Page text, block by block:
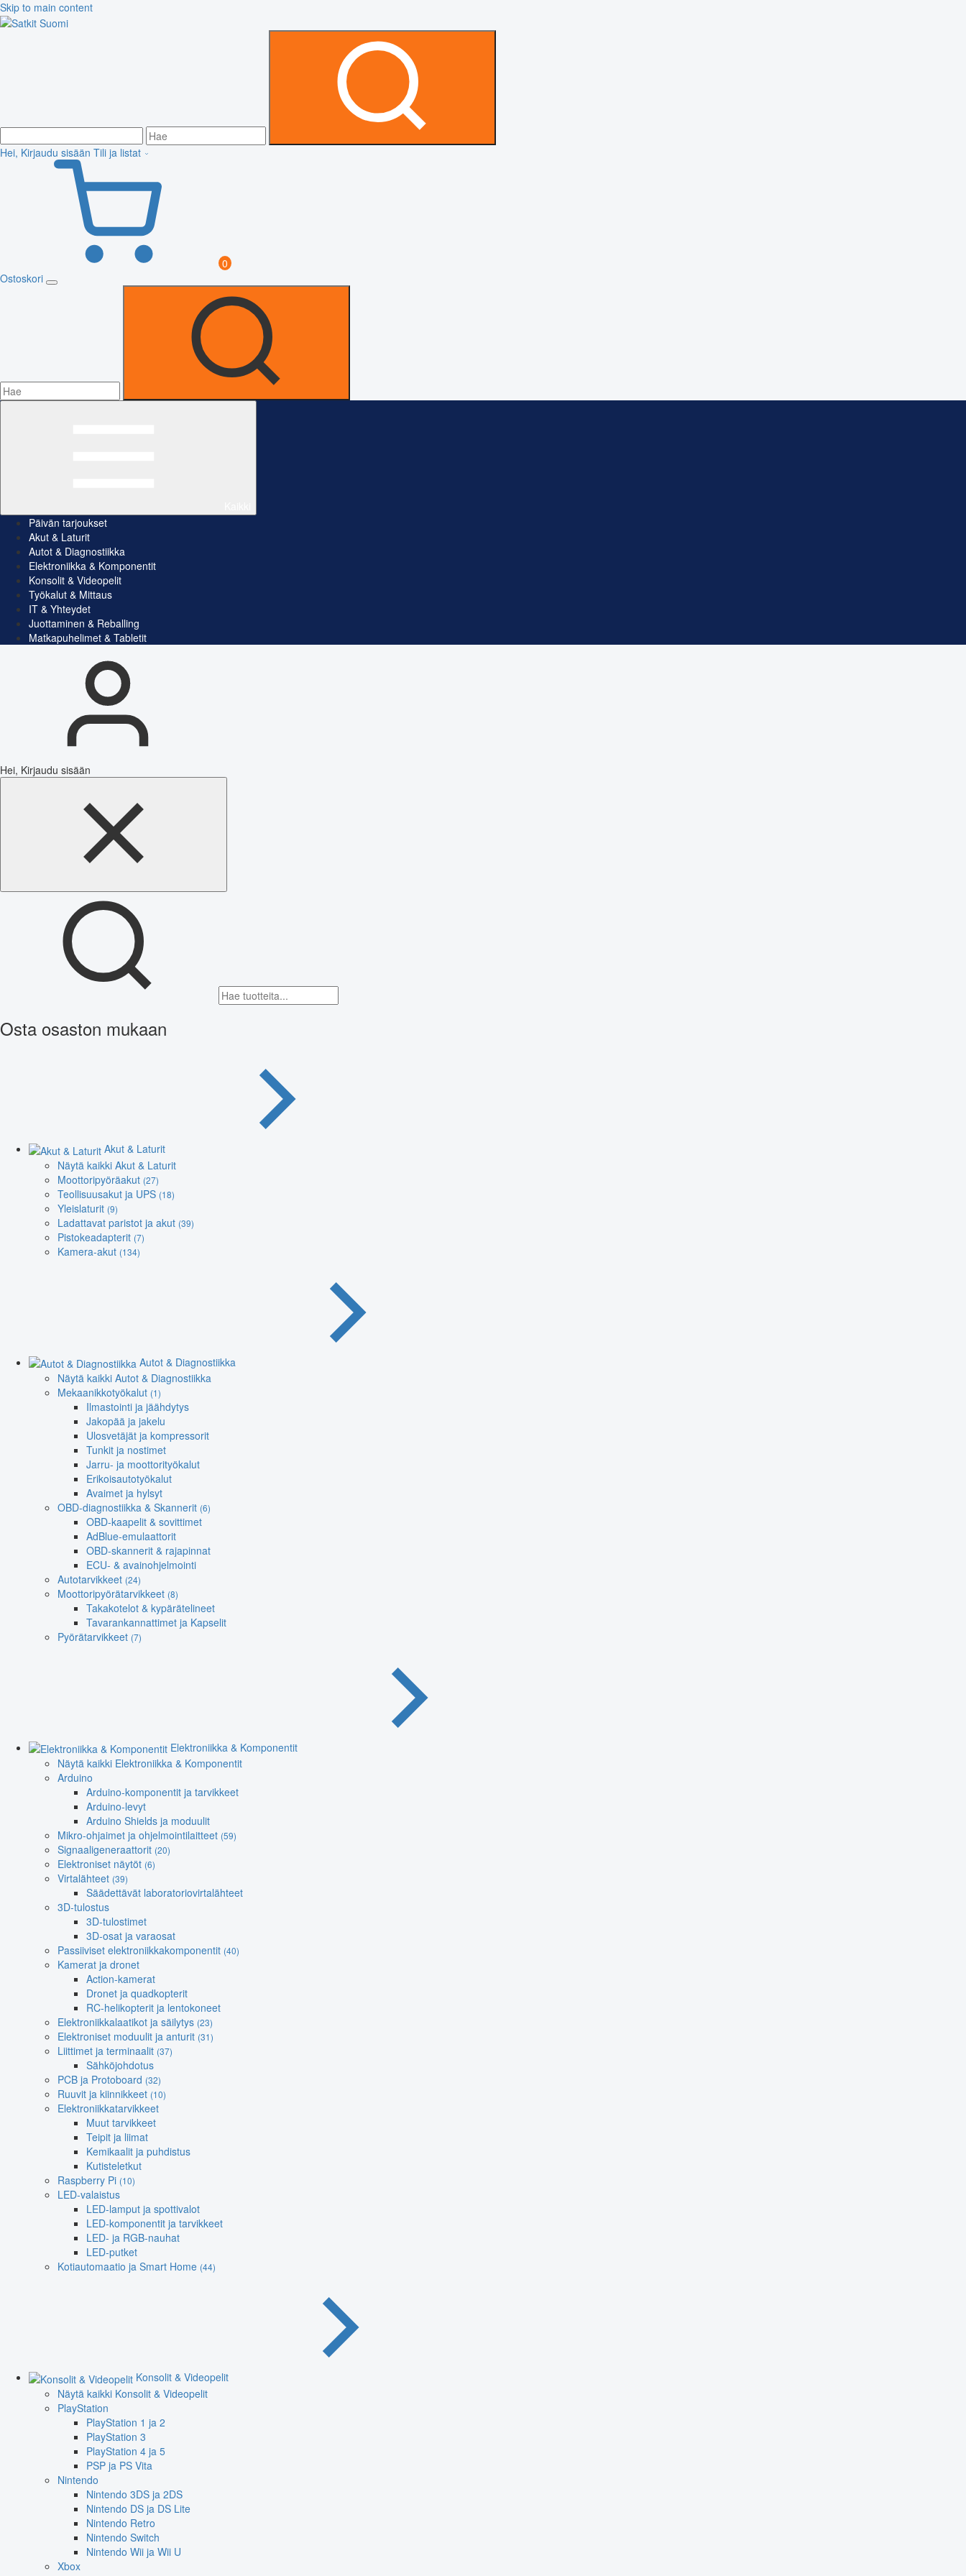
Skip to main content
Hei, Kirjaudu sisään Tili ja listat
0
Ostoskori
Päivän tarjoukset
Akut & Laturit
Autot & Diagnostiikka
Elektroniikka & Komponentit
Konsolit & Videopelit
Työkalut & Mittaus
IT & Yhteydet
Juottaminen & Reballing
Matkapuhelimet & Tabletit
Hei, Kirjaudu sisään
Osta osaston mukaan
Akut & Laturit
Näytä kaikki Akut & Laturit
Moottoripyöräakut (27)
Teollisuusakut ja UPS (18)
Yleislaturit (9)
Ladattavat paristot ja akut (39)
Pistokeadapterit (7)
Kamera-akut (134)
Autot & Diagnostiikka
Näytä kaikki Autot & Diagnostiikka
Mekaanikkotyökalut (1)
Ilmastointi ja jäähdytys
Jakopää ja jakelu
Ulosvetäjät ja kompressorit
Tunkit ja nostimet
Jarru- ja moottorityökalut
Erikoisautotyökalut
Avaimet ja hylsyt
OBD-diagnostiikka & Skannerit (6)
OBD-kaapelit & sovittimet
AdBlue-emulaattorit
OBD-skannerit & rajapinnat
ECU- & avainohjelmointi
Autotarvikkeet (24)
Moottoripyörätarvikkeet (8)
Takakotelot & kypärätelineet
Tavarankannattimet ja Kapselit
Pyörätarvikkeet (7)
Elektroniikka & Komponentit
Näytä kaikki Elektroniikka & Komponentit
Arduino
Arduino-komponentit ja tarvikkeet
Arduino-levyt
Arduino Shields ja moduulit
Mikro-ohjaimet ja ohjelmointilaitteet (59)
Signaaligeneraattorit (20)
Elektroniset näytöt (6)
Virtalähteet (39)
Säädettävät laboratoriovirtalähteet
3D-tulostus
3D-tulostimet
3D-osat ja varaosat
Passiiviset elektroniikkakomponentit (40)
Kamerat ja dronet
Action-kamerat
Dronet ja quadkopterit
RC-helikopterit ja lentokoneet
Elektroniikkalaatikot ja säilytys (23)
Elektroniset moduulit ja anturit (31)
Liittimet ja terminaalit (37)
Sähköjohdotus
PCB ja Protoboard (32)
Ruuvit ja kiinnikkeet (10)
Elektroniikkatarvikkeet
Muut tarvikkeet
Teipit ja liimat
Kemikaalit ja puhdistus
Kutisteletkut
Raspberry Pi (10)
LED-valaistus
LED-lamput ja spottivalot
LED-komponentit ja tarvikkeet
LED- ja RGB-nauhat
LED-putket
Kotiautomaatio ja Smart Home (44)
Konsolit & Videopelit
Näytä kaikki Konsolit & Videopelit
PlayStation
PlayStation 1 ja 2
PlayStation 3
PlayStation 4 ja 5
PSP ja PS Vita
Nintendo
Nintendo 3DS ja 2DS
Nintendo DS ja DS Lite
Nintendo Retro
Nintendo Switch
Nintendo Wii ja Wii U
Xbox